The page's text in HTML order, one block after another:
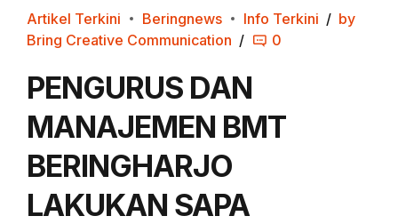
Artikel Terkini Beringnews Info Terkini
by
Bring Creative Communication
0
PENGURUS DAN
MANAJEMEN BMT
BERINGHARJO
LAKUKAN SAPA